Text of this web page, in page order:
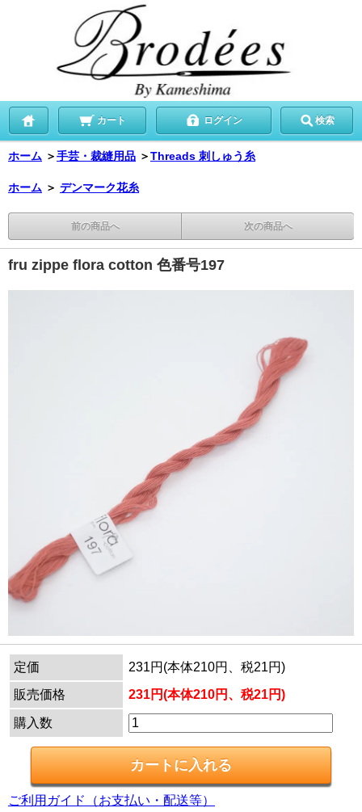
カート ログイン 検索
ホーム ＞手芸・裁縫用品 ＞Threads 刺しゅう糸
ホーム ＞ デンマーク花糸
前の商品へ 次の商品へ
fru zippe flora cotton 色番号197
定価
231円(本体210円、税21円)
販売価格
231円(本体210円、税21円)
購入数
ご利用ガイド（お支払い・配送等）